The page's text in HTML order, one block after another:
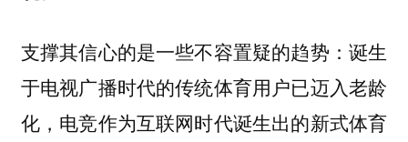
支撑其信心的是一些不容置疑的趋势：诞生
于电视广播时代的传统体育用户已迈入老龄
化，电竞作为互联网时代诞生出的新式体育